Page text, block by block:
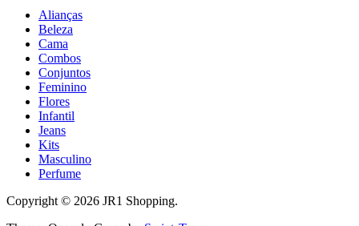
Alianças
Beleza
Cama
Combos
Conjuntos
Feminino
Flores
Infantil
Jeans
Kits
Masculino
Perfume
Copyright © 2026 JR1 Shopping.